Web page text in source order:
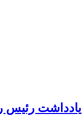
یادداشت رئیس